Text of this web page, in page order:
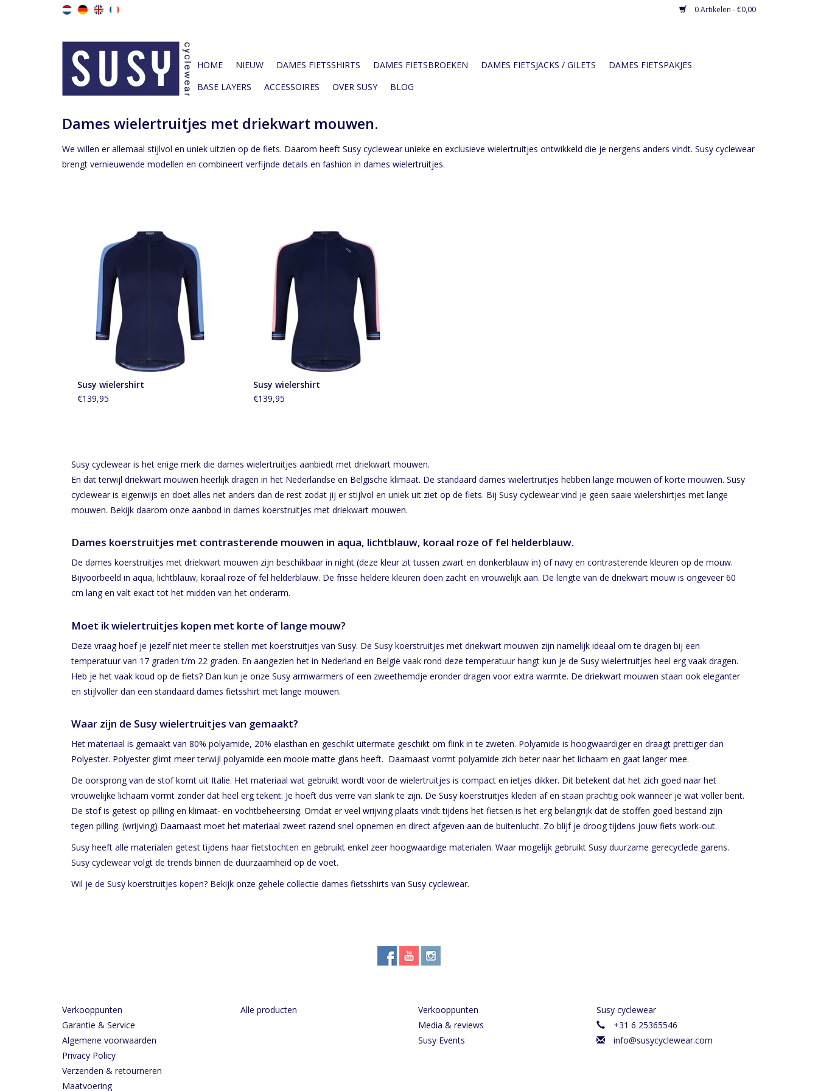
0 Artikelen - €0,00
HOME NIEUW DAMES FIETSSHIRTS DAMES FIETSBROEKEN DAMES FIETSJACKS / GILETS
DAMES FIETSPAKJES
BASE LAYERS
ACCESSOIRES OVER SUSY BLOG
Dames wielertruitjes met driekwart mouwen.
We willen er allemaal stijlvol en uniek uitzien op de fiets. Daarom heeft Susy cyclewear unieke en exclusieve wielertruitjes ontwikkeld die je nergens anders vindt. Susy cyclewear
brengt vernieuwende modellen en combineert verfijnde details en fashion in dames wielertruitjes.
Susy fietsshirtje met elegant driekwart
TOEVOEGEN AAN WINKELWAGEN
Susy wielershirt
€139,95
Susy fietsshirt met elegant driekwart
TOEVOEGEN AAN WINKELWAGEN
Susy wielershirt
€139,95
Susy cyclewear is het enige merk die dames wielertruitjes aanbiedt met driekwart mouwen.
En dat terwijl driekwart mouwen heerlijk dragen in het Nederlandse en Belgische klimaat. De standaard dames wielertruitjes hebben lange mouwen of korte mouwen. Susy
cyclewear is eigenwijs en doet alles net anders dan de rest zodat jij er stijlvol en uniek uit ziet op de fiets. Bij Susy cyclewear vind je geen saaie wielershirtjes met lange
mouwen. Bekijk daarom onze aanbod in dames koerstruitjes met driekwart mouwen.
Dames koerstruitjes met contrasterende mouwen in aqua, lichtblauw, koraal roze of fel helderblauw.
De dames koerstruitjes met driekwart mouwen zijn beschikbaar in night (deze kleur zit tussen zwart en donkerblauw in) of navy en contrasterende kleuren op de mouw.
Bijvoorbeeld in aqua, lichtblauw, koraal roze of fel helderblauw. De frisse heldere kleuren doen zacht en vrouwelijk aan. De lengte van de driekwart mouw is ongeveer 60
cm lang en valt exact tot het midden van het onderarm.
Moet ik wielertruitjes kopen met korte of lange mouw?
Deze vraag hoef je jezelf niet meer te stellen met koerstruitjes van Susy. De Susy koerstruitjes met driekwart mouwen zijn namelijk ideaal om te dragen bij een
temperatuur van 17 graden t/m 22 graden. En aangezien het in Nederland en België vaak rond deze temperatuur hangt kun je de Susy wielertruitjes heel erg vaak dragen.
Heb je het vaak koud op de fiets? Dan kun je onze Susy armwarmers of een zweethemdje eronder dragen voor extra warmte. De driekwart mouwen staan ook eleganter
en stijlvoller dan een standaard dames fietsshirt met lange mouwen.
Waar zijn de Susy wielertruitjes van gemaakt?
Het materiaal is gemaakt van 80% polyamide, 20% elasthan en geschikt uitermate geschikt om flink in te zweten. Polyamide is hoogwaardiger en draagt prettiger dan
Polyester. Polyester glimt meer terwijl polyamide een mooie matte glans heeft. Daarnaast vormt polyamide zich beter naar het lichaam en gaat langer mee.
De oorsprong van de stof komt uit Italie. Het materiaal wat gebruikt wordt voor de wielertruitjes is compact en ietjes dikker. Dit betekent dat het zich goed naar het
vrouwelijke lichaam vormt zonder dat heel erg tekent. Je hoeft dus verre van slank te zijn. De Susy koerstruitjes kleden af en staan prachtig ook wanneer je wat voller bent.
De stof is getest op pilling en klimaat- en vochtbeheersing. Omdat er veel wrijving plaats vindt tijdens het fietsen is het erg belangrijk dat de stoffen goed bestand zijn
tegen pilling. (wrijving) Daarnaast moet het materiaal zweet razend snel opnemen en direct afgeven aan de buitenlucht. Zo blijf je droog tijdens jouw fiets work-out.
Susy heeft alle materialen getest tijdens haar fietstochten en gebruikt enkel zeer hoogwaardige materialen. Waar mogelijk gebruikt Susy duurzame gerecyclede garens.
Susy cyclewear volgt de trends binnen de duurzaamheid op de voet.
Wil je de Susy koerstruitjes kopen? Bekijk onze gehele collectie dames fietsshirts van Susy cyclewear.
Verkooppunten
Garantie & Service
Algemene voorwaarden
Privacy Policy
Verzenden & retourneren
Maatvoering
Alle producten
Verkooppunten
Media & reviews
Susy Events
Susy cyclewear
+31 6 25365546
info@susycyclewear.com